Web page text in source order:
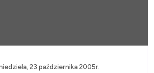
23 października 2005r.